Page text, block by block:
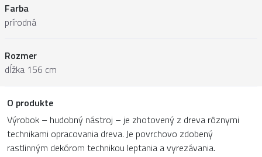
Farba
prírodná
Rozmer
dĺžka 156 cm
O produkte
Výrobok – hudobný nástroj – je zhotovený z dreva rôznymi
technikami opracovania dreva. Je povrchovo zdobený
rastlinným dekórom technikou leptania a vyrezávania.